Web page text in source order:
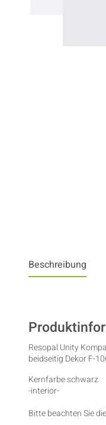
Beschreibung
Resopal Unity
beidseitig Dekor F-
Kernfarbe schwarz
-interior-
Bitte beachten Sie